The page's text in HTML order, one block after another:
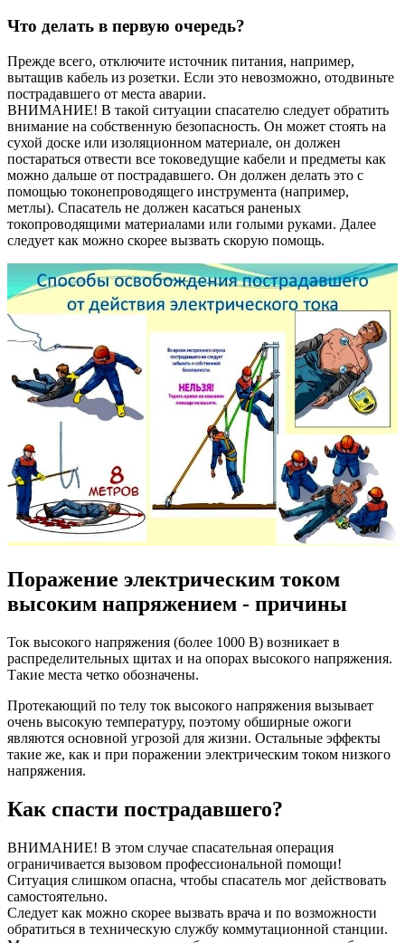
Что делать в первую очередь?
Прежде всего, отключите источник питания, например,
вытащив кабель из розетки. Если это невозможно, отодвиньте
пострадавшего от места аварии.
ВНИМАНИЕ! В такой ситуации спасателю следует обратить
внимание на собственную безопасность. Он может стоять на
сухой доске или изоляционном материале, он должен
постараться отвести все токоведущие кабели и предметы как
можно дальше от пострадавшего. Он должен делать это с
помощью токонепроводящего инструмента (например,
метлы). Спасатель не должен касаться раненых
токопроводящими материалами или голыми руками. Далее
следует как можно скорее вызвать скорую помощь.
Поражение электрическим током
высоким напряжением - причины
Ток высокого напряжения (более 1000 В) возникает в
распределительных щитах и на опорах высокого напряжения.
Такие места четко обозначены.
Протекающий по телу ток высокого напряжения вызывает
очень высокую температуру, поэтому обширные ожоги
являются основной угрозой для жизни. Остальные эффекты
такие же, как и при поражении электрическим током низкого
напряжения.
Как спасти пострадавшего?
ВНИМАНИЕ! В этом случае спасательная операция
ограничивается вызовом профессиональной помощи!
Ситуация слишком опасна, чтобы спасатель мог действовать
самостоятельно.
Следует как можно скорее вызвать врача и по возможности
обратиться в техническую службу коммутационной станции.